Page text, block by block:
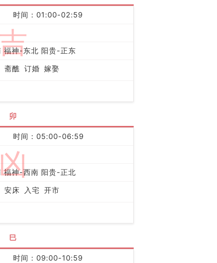
时间：01:00-02:59
福神-东北 阳贵-正东
斋醮 订婚 嫁娶
卯
时间：05:00-06:59
福神-西南 阳贵-正北
安床
入宅 开市
巳
时间：09:00-10:59